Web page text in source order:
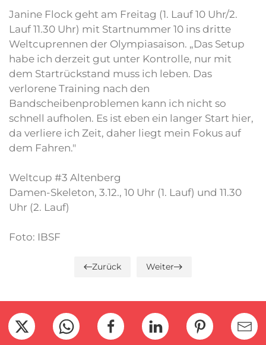
Janine Flock geht am Freitag (1. Lauf 10 Uhr/2.
Lauf 11.30 Uhr) mit Startnummer 10 ins dritte
Weltcuprennen der Olympiasaison. „Das Setup
habe ich derzeit gut unter Kontrolle, nur mit
dem Startrückstand muss ich leben. Das
verlorene Training nach den
Bandscheibenproblemen kann ich nicht so
schnell aufholen. Es ist eben ein langer Start hier,
da verliere ich Zeit, daher liegt mein Fokus auf
dem Fahren."
Weltcup #3 Altenberg
Damen-Skeleton, 3.12., 10 Uhr (1. Lauf) und 11.30
Uhr (2. Lauf)
Foto: IBSF
Zurück Weiter